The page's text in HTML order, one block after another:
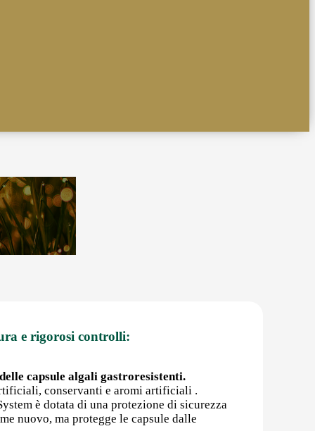
e rigorosi controlli:
capsule algali gastroresistenti.
conservanti e aromi artificiali .
è dotata di una protezione di sicurezza
nuovo, ma protegge le capsule dalle